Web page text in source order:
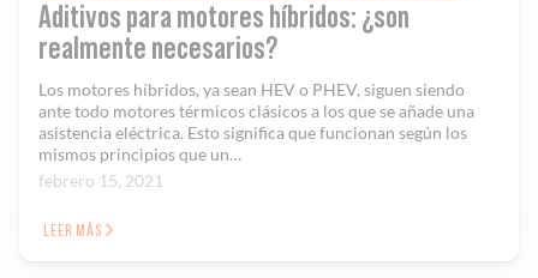
Aditivos para motores híbridos: ¿son
realmente necesarios?
Los motores híbridos, ya sean HEV o PHEV, siguen siendo
ante todo motores térmicos clásicos a los que se añade una
asistencia eléctrica. Esto significa que funcionan según los
mismos principios que un…
febrero 15, 2021
LEER MÁS